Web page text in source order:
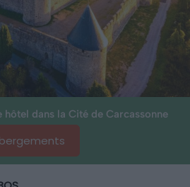
hôtel dans la Cité de Carcassonne